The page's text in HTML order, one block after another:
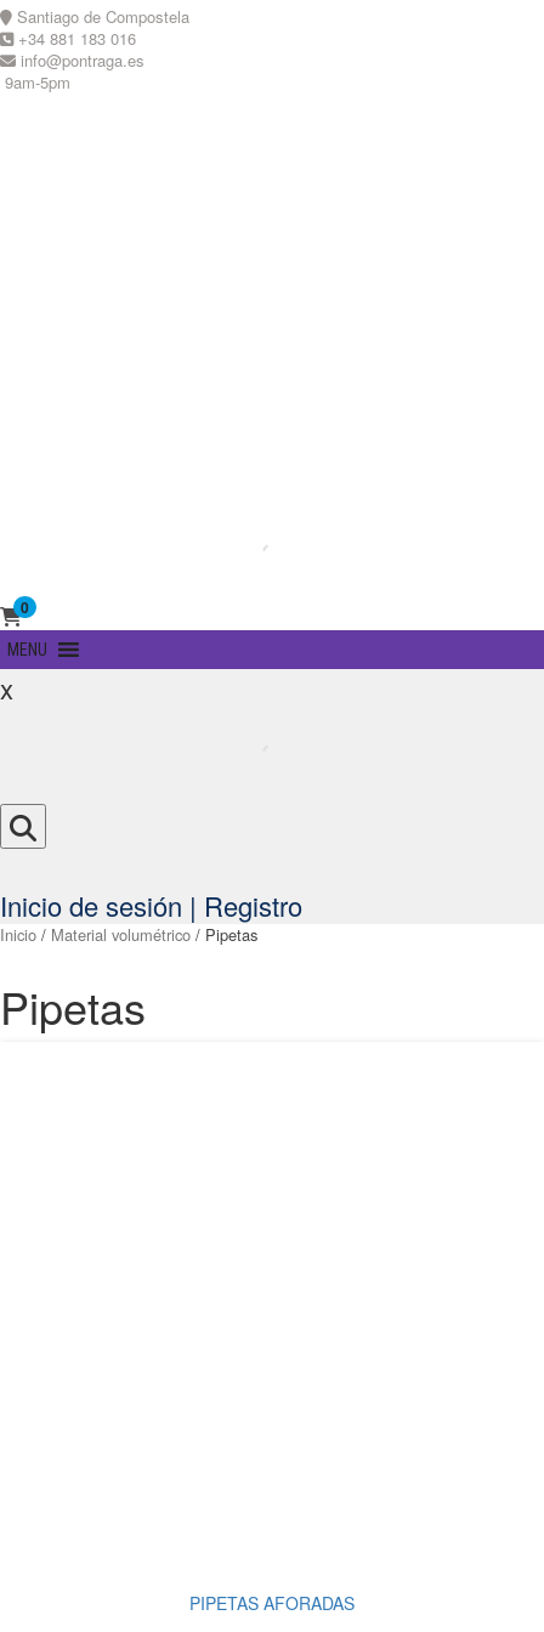
Skip
to
content
Santiago de Compostela
+34 881 183 016
info@pontraga.es
9am-5pm
0
Primary
Menu
MENU
x
Inicio de sesión | Registro
Inicio / Material volumétrico / Pipetas
Pipetas
PIPETAS AFORADAS